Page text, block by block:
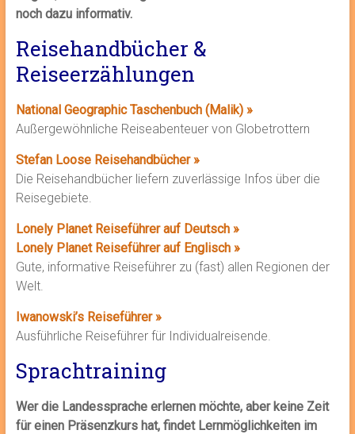
noch dazu informativ.
Reisehandbücher &
Reiseerzählungen
National Geographic Taschenbuch (Malik) »
Außergewöhnliche Reiseabenteuer von Globetrottern
Stefan Loose Reisehandbücher »
Die Reisehandbücher liefern zuverlässige Infos über die
Reisegebiete.
Lonely Planet Reiseführer auf Deutsch »
Lonely Planet Reiseführer auf Englisch »
Gute, informative Reiseführer zu (fast) allen Regionen der
Welt.
Iwanowski’s Reiseführer »
Ausführliche Reiseführer für Individualreisende.
Sprachtraining
Wer die Landessprache erlernen möchte, aber keine Zeit
für einen Präsenzkurs hat, findet Lernmöglichkeiten im